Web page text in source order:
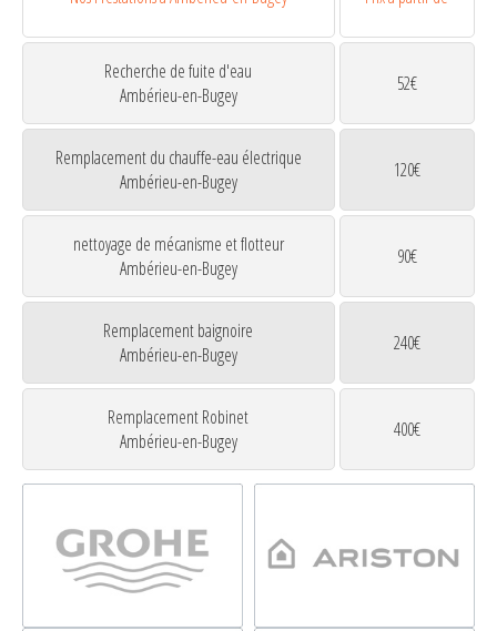
Recherche de fuite d'eau
Ambérieu-en-Bugey
52€
Remplacement du chauffe-eau électrique
Ambérieu-en-Bugey
120€
nettoyage de mécanisme et flotteur
Ambérieu-en-Bugey
90€
Remplacement baignoire
Ambérieu-en-Bugey
240€
Remplacement Robinet
Ambérieu-en-Bugey
400€